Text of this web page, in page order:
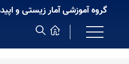
گروه آموزشی آمار زیستی و